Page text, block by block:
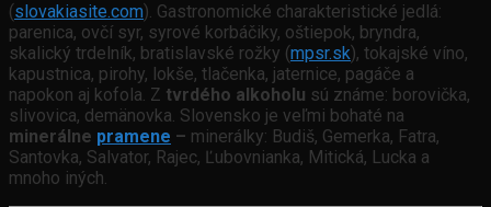
(slovakiasite.com). Gastronomické charakteristické jedlá:
parenica, ovčí syr, syrové korbáčiky, oštiepok, bryndra,
skalický trdelník, bratislavské rožky (mpsr.sk), tokajské víno,
kapustnica, pirohy, lokše, tlačenka, jaternice, pagáče a
napokon aj kofola. Z tvrdého alkoholu sú známe: borovička,
slivovica, demänovka. Slovensko je veľmi bohaté na
minerálne pramene – minerálky: Budiš, Gemerka, Fatra,
Santovka, Salvator, Rajec, Ľubovnianka, Mitická, Lucka a
mnoho iných.